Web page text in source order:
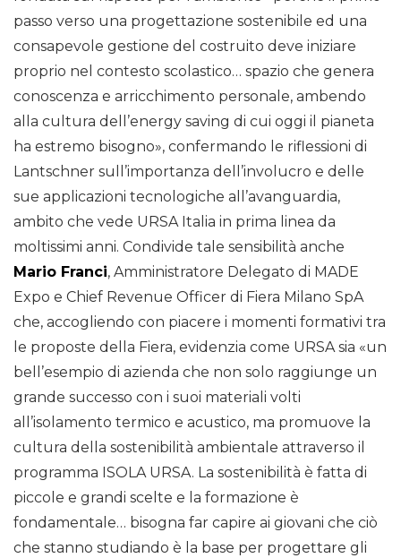
passo verso una progettazione sostenibile ed una
consapevole gestione del costruito deve iniziare
proprio nel contesto scolastico… spazio che genera
conoscenza e arricchimento personale, ambendo
alla cultura dell’energy saving di cui oggi il pianeta
ha estremo bisogno», confermando le riflessioni di
Lantschner sull’importanza dell’involucro e delle
sue applicazioni tecnologiche all’avanguardia,
ambito che vede URSA Italia in prima linea da
moltissimi anni. Condivide tale sensibilità anche
Mario Franci, Amministratore Delegato di MADE
Expo e Chief Revenue Officer di Fiera Milano SpA
che, accogliendo con piacere i momenti formativi tra
le proposte della Fiera, evidenzia come URSA sia «un
bell’esempio di azienda che non solo raggiunge un
grande successo con i suoi materiali volti
all’isolamento termico e acustico, ma promuove la
cultura della sostenibilità ambientale attraverso il
programma ISOLA URSA. La sostenibilità è fatta di
piccole e grandi scelte e la formazione è
fondamentale… bisogna far capire ai giovani che ciò
che stanno studiando è la base per progettare gli